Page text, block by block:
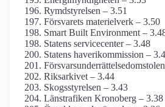
Rymdstyrelsen – 3.51
Försvarets materielverk – 3.50
Smart Built Environment –
Statens servicecenter – 3.48
Statens haveri­kommission –
Riksarkivet – 3.44
Skogsstyrelsen – 3.43
Länstrafiken Kronoberg – 3.38